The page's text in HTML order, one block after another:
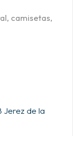
camisetas,
Jerez de la